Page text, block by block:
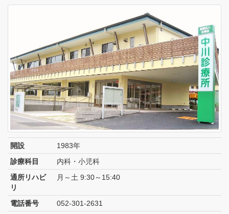
開設
1983年
診療科目
内科・小児科
通所リハビ
リ
月～土 9:30～15:40
電話番号
052-301-2631